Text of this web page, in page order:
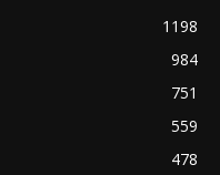
1198
984
751
559
478